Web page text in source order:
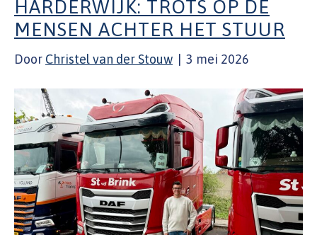
HARDERWIJK: TROTS OP DE
MENSEN ACHTER HET STUUR
Door Christel van der Stouw 3 mei 2026